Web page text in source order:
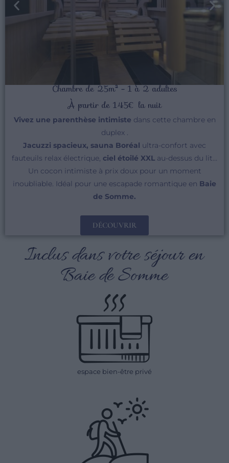
Chambre de 25m² - 1 à 2 adultes
À partir de 145€ la nuit
Vivez une parenthèse intimiste dans cette chambre en
duplex .
Jacuzzi spacieux, sauna Boréal ultra-confort avec
fauteuils relax électrique, ciel étoilé XXL au-dessus du lit…
Un cocon intimiste à prix doux pour un moment
inoubliable. Idéal pour une escapade romantique en Baie
de Somme.
DÉCOUVRIR
Inclus dans votre séjour en
Baie de Somme
espace bien-être privé